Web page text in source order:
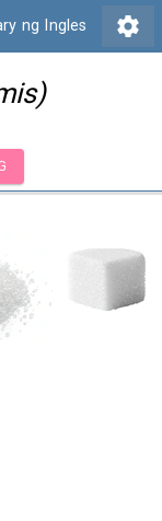
ng Ingles settings